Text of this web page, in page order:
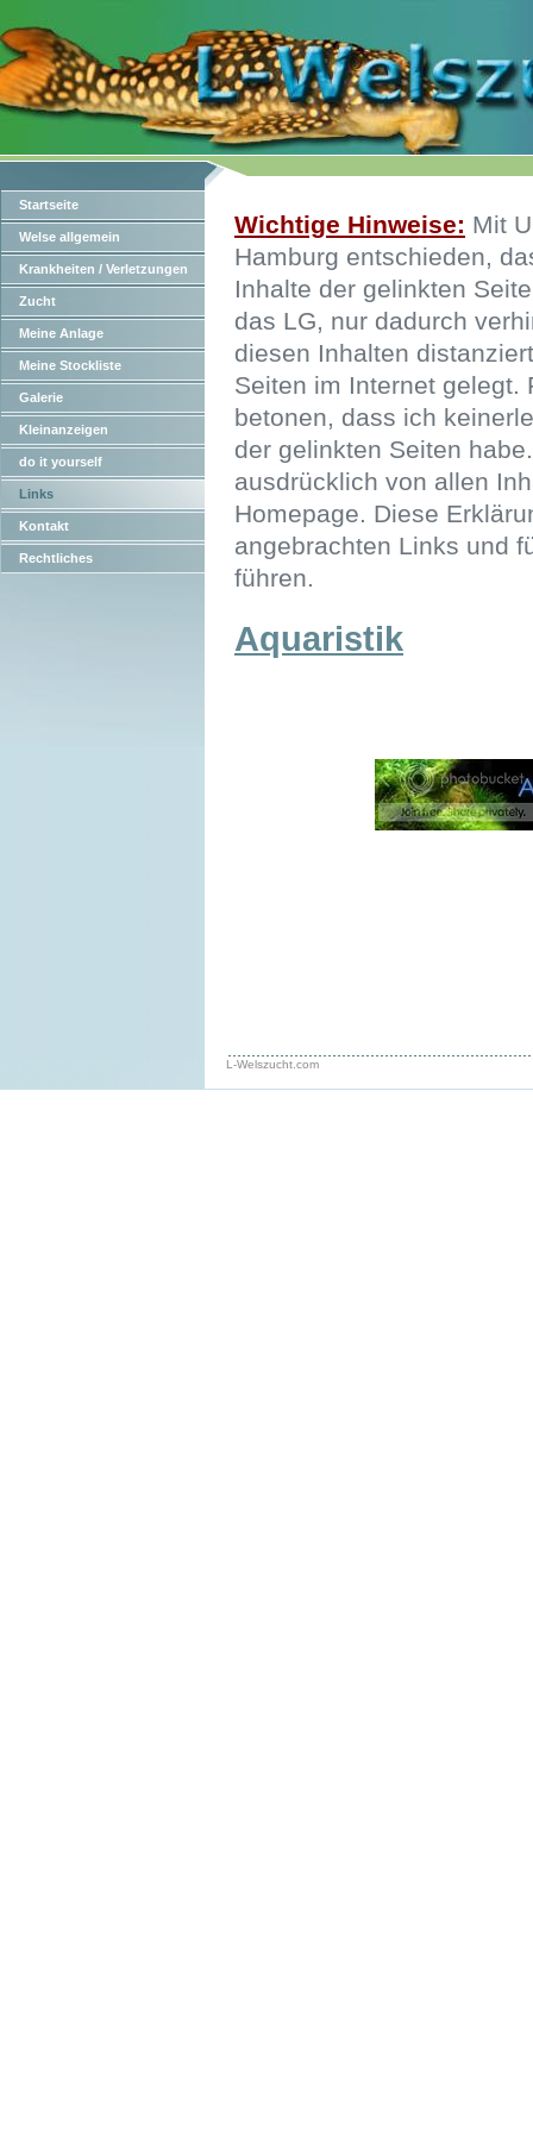
Startseite
Welse allgemein
Krankheiten / Verletzungen
Zucht
Meine Anlage
Meine Stockliste
Galerie
Kleinanzeigen
do it yourself
Links
Kontakt
Rechtliches
Wichtige Hinweise: Mit
Hamburg entschieden,
Inhalte der gelinkten
das LG, nur dadurch
diesen Inhalten
Seiten im Internet
betonen, dass ich
der gelinkten Seiten
ausdrücklich von allen
Homepage. Diese
angebrachten Links und
führen.
Aquaristik
L-Welszucht.com